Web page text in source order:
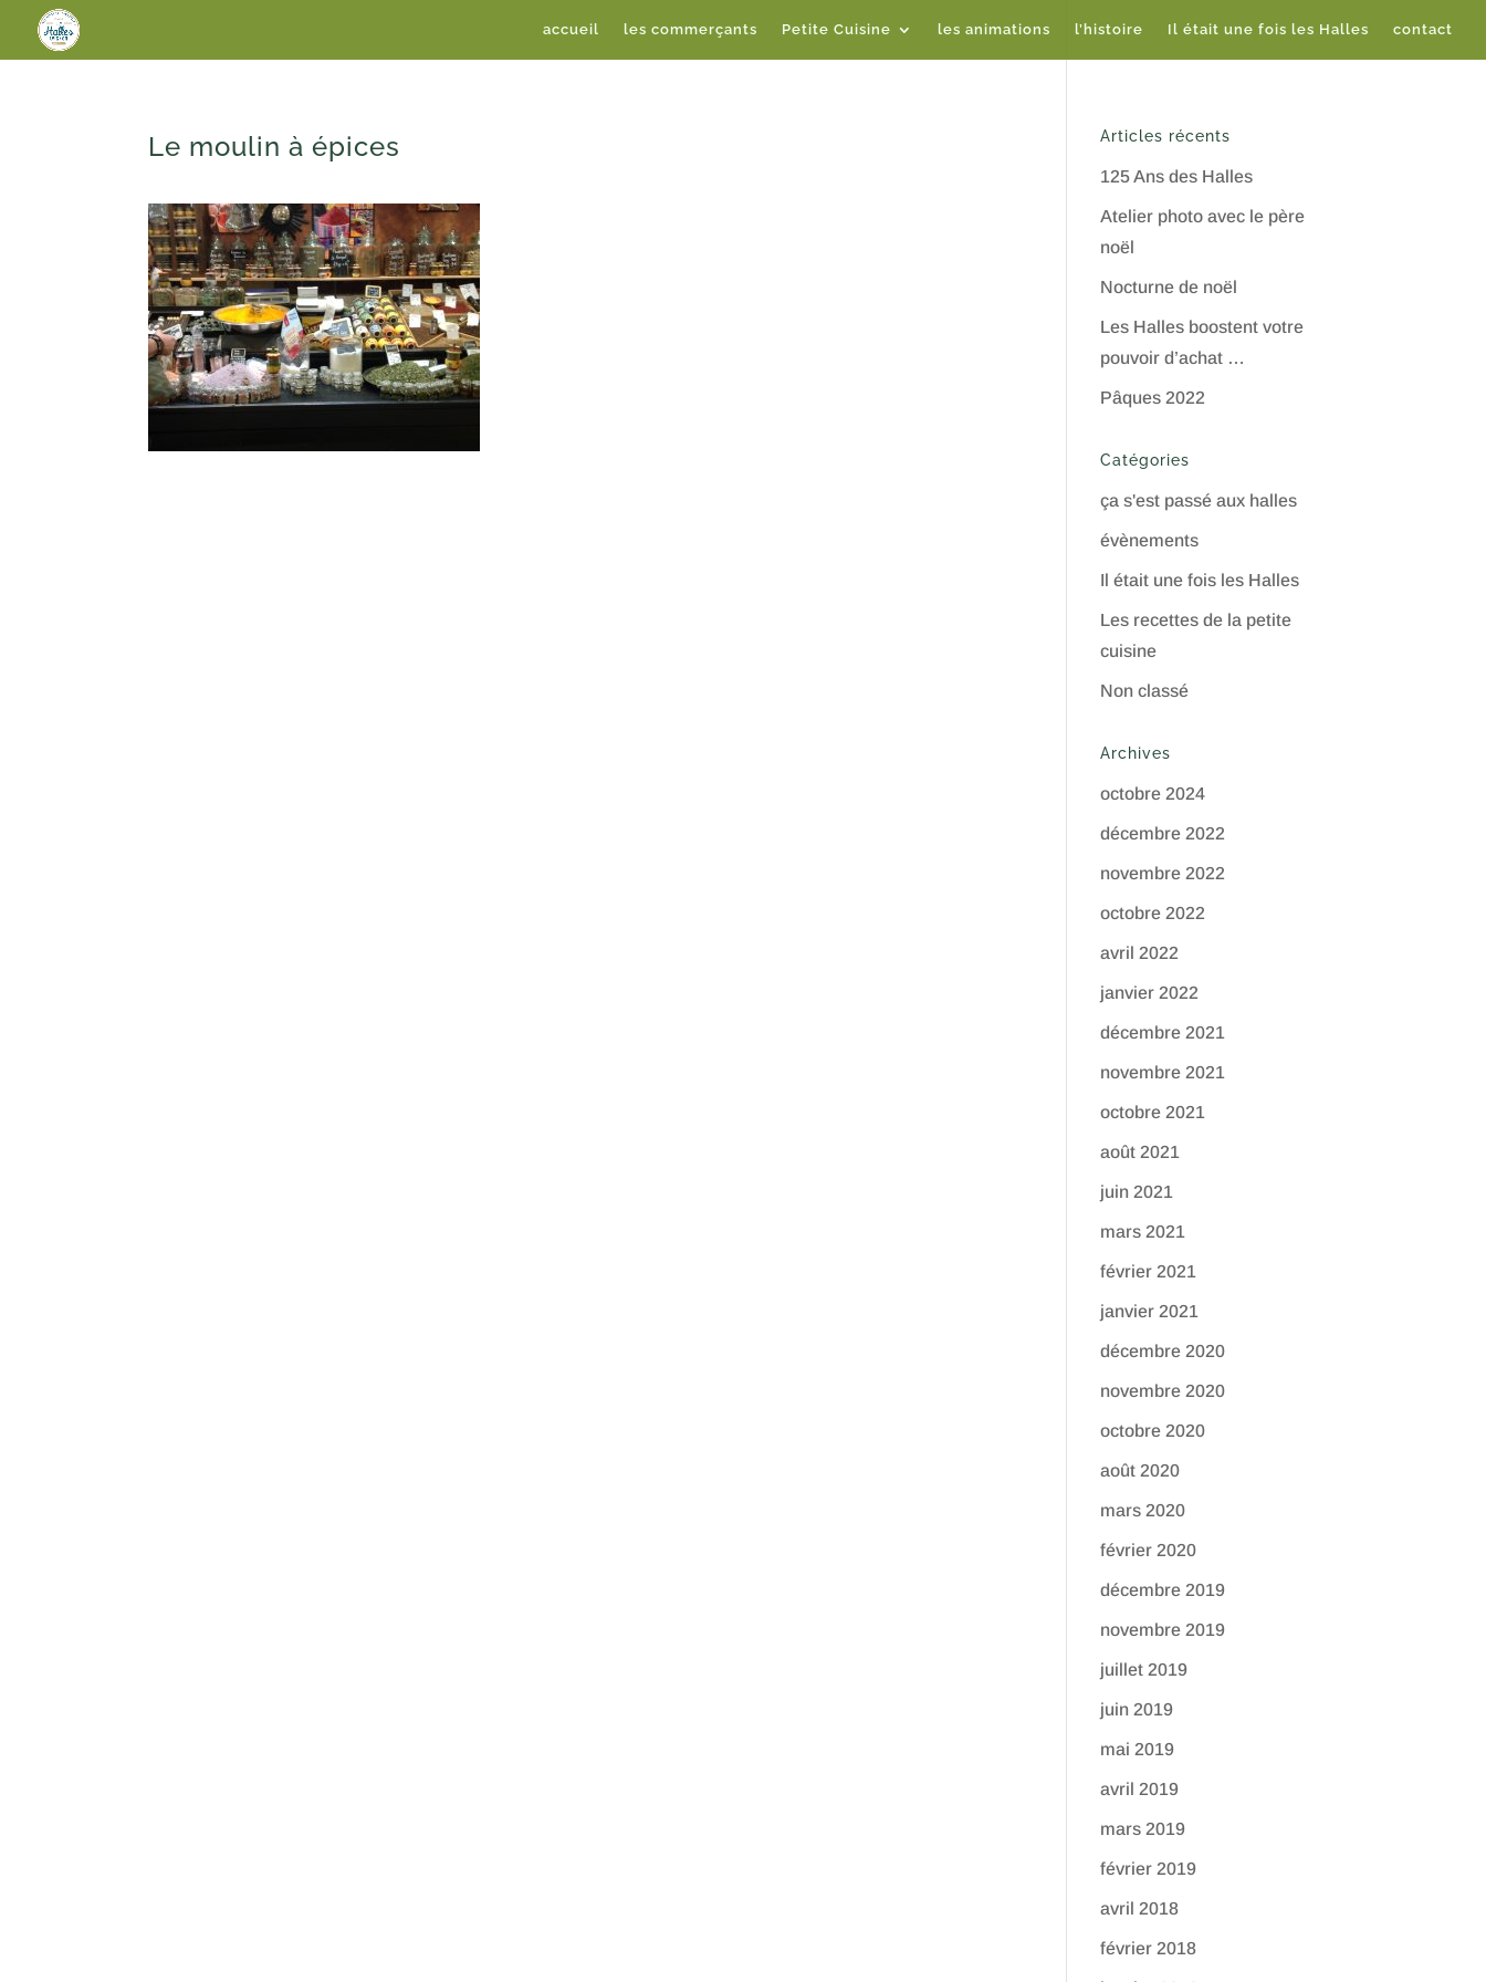
accueil les commerçants Petite Cuisine les animations l’histoire Il était une fois les Halles contact
Le moulin à épices Articles récents
125 Ans des Halles
Atelier photo avec le père
noël
Nocturne de noël
Les Halles boostent votre
pouvoir d’achat …
Pâques 2022
Catégories
ça s'est passé aux halles
évènements
Il était une fois les Halles
Les recettes de la petite
cuisine
Non classé
Archives
octobre 2024
décembre 2022
novembre 2022
octobre 2022
avril 2022
janvier 2022
décembre 2021
novembre 2021
octobre 2021
août 2021
juin 2021
mars 2021
février 2021
janvier 2021
décembre 2020
novembre 2020
octobre 2020
août 2020
mars 2020
février 2020
décembre 2019
novembre 2019
juillet 2019
juin 2019
mai 2019
avril 2019
mars 2019
février 2019
avril 2018
février 2018